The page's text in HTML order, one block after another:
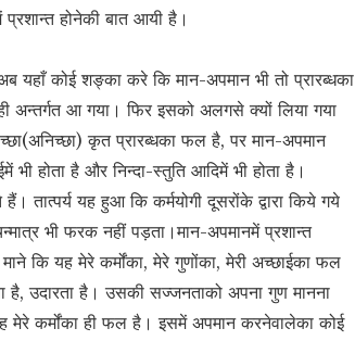
होनेकी बात आयी है।
यहाँ कोई शङ्का करे कि मान-अपमान भी तो प्रारब्धका
आ गया। फिर इसको अलगसे क्यों लिया गया
कृत प्रारब्धका फल है, पर मान-अपमान
होता है और निन्दा-स्तुति आदिमें भी होता है।
तात्पर्य यह हुआ कि कर्मयोगी दूसरोंके द्वारा किये गये
भी फरक नहीं पड़ता।मान-अपमानमें प्रशान्त
कि यह मेरे कर्मोंका, मेरे गुणोंका, मेरी अच्छाईका फल
उदारता है। उसकी सज्जनताको अपना गुण मानना
मेरे कर्मोंका ही फल है। इसमें अपमान करनेवालेका कोई